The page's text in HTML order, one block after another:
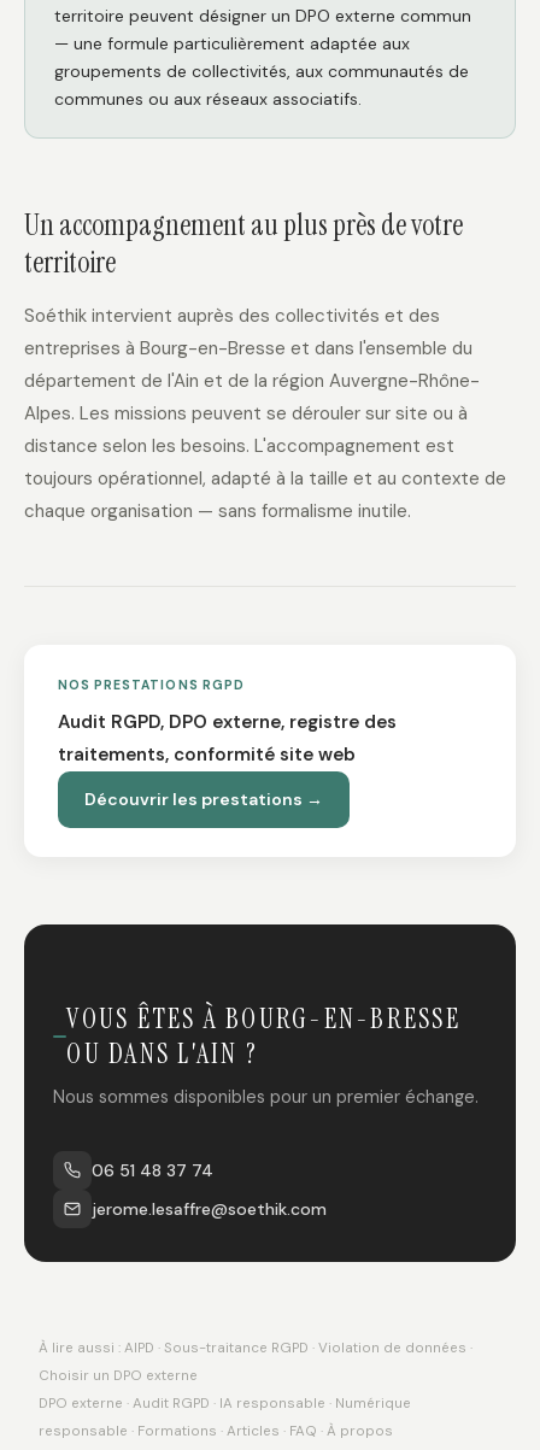
territoire peuvent désigner un DPO externe commun
— une formule particulièrement adaptée aux
groupements de collectivités, aux communautés de
communes ou aux réseaux associatifs.
Un accompagnement au plus près de votre
territoire
Soéthik intervient auprès des collectivités et des
entreprises à Bourg-en-Bresse et dans l'ensemble du
département de l'Ain et de la région Auvergne-Rhône-
Alpes. Les missions peuvent se dérouler sur site ou à
distance selon les besoins. L'accompagnement est
toujours opérationnel, adapté à la taille et au contexte de
chaque organisation — sans formalisme inutile.
NOS PRESTATIONS RGPD
Audit RGPD, DPO externe, registre des
traitements, conformité site web
Découvrir les prestations →
VOUS ÊTES À BOURG-EN-BRESSE
OU DANS L'AIN ?
Nous sommes disponibles pour un premier échange.
06 51 48 37 74
jerome.lesaffre@soethik.com
À lire aussi : AIPD · Sous-traitance RGPD · Violation de données ·
Choisir un DPO externe
DPO externe · Audit RGPD · IA responsable · Numérique
responsable · Formations · Articles · FAQ · À propos